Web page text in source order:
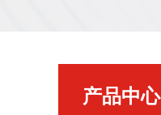
产品中心